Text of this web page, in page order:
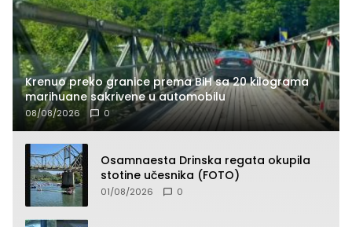
Krenuo preko granice prema BiH sa 20 kilograma
marihuane sakrivene u automobilu
08/08/2026 0
Osamnaesta Drinska regata okupila
stotine učesnika (FOTO)
01/08/2026 0